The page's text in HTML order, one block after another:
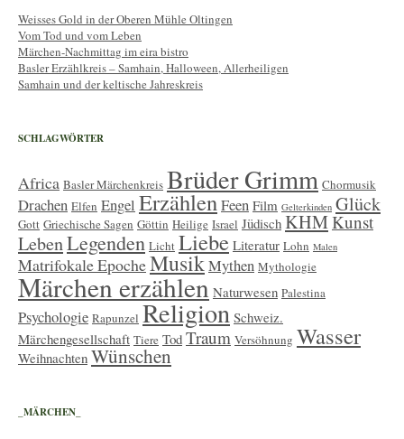
Weisses Gold in der Oberen Mühle Oltingen
Vom Tod und vom Leben
Märchen-Nachmittag im eira bistro
Basler Erzählkreis – Samhain, Halloween, Allerheiligen
Samhain und der keltische Jahreskreis
SCHLAGWÖRTER
Africa Basler Märchenkreis Brüder Grimm Chormusik
Drachen Elfen Engel ErzählenFeen Film Gelterkinden Glück
Gott Griechische Sagen Göttin Heilige Israel Jüdisch KHMKunst
LebenLegenden Licht Liebe Literatur Lohn Malen
Matrifokale EpocheMusikMythen Mythologie
Märchen erzählen Naturwesen Palestina
Psychologie Rapunzel Religion Schweiz.
Märchengesellschaft Tiere Tod Traum Versöhnung Wasser
Weihnachten Wünschen
_MÄRCHEN_